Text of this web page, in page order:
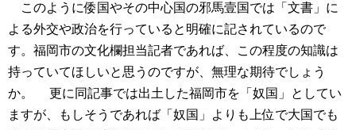
このように倭国やその中心国の邪馬壹国では「文書」に
よる外交や政治を行っていると明確に記されているので
す。福岡市の文化欄担当記者であれば、この程度の知識は
持っていてほしいと思うのですが、無理な期待でしょう
か。
更に同記事では出土した福岡市を「奴国」としてい
ますが、もしそうであれば「奴国」よりも上位で大国でも